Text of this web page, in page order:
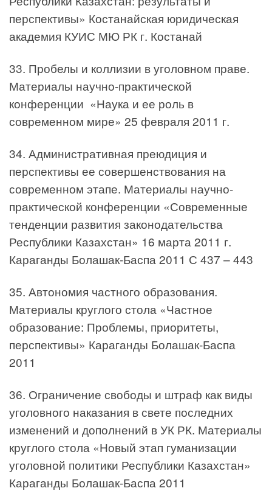
перспективы» Костанайская юридическая
академия КУИС МЮ РК г. Костанай
33. Пробелы и коллизии в уголовном праве.
Материалы научно-практической
конференции «Наука и ее роль в
современном мире» 25 февраля 2011 г.
34. Административная преюдиция и
перспективы ее совершенствования на
современном этапе. Материалы научно-
практической конференции «Современные
тенденции развития законодательства
Республики Казахстан» 16 марта 2011 г.
Караганды Болашак-Баспа 2011 С 437 – 443
35. Автономия частного образования.
Материалы круглого стола «Частное
образование: Проблемы, приоритеты,
перспективы» Караганды Болашак-Баспа
2011
36. Ограничение свободы и штраф как виды
уголовного наказания в свете последних
изменений и дополнений в УК РК. Материалы
круглого стола «Новый этап гуманизации
уголовной политики Республики Казахстан»
Караганды Болашак-Баспа 2011